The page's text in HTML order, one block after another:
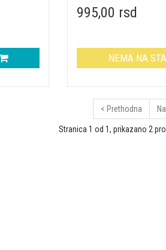
995,00 rsd
NEMA NA
< Prethodna
Stranica 1 od 1, prikazano 2